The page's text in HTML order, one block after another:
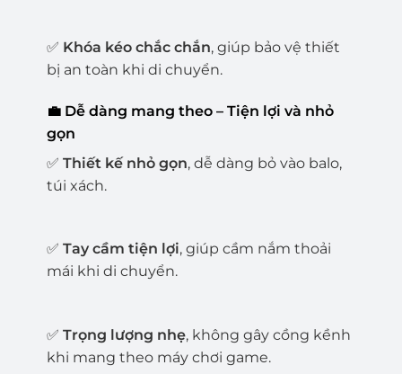
✅ Khóa kéo chắc chắn, giúp bảo vệ thiết
bị an toàn khi di chuyển.
💼 Dễ dàng mang theo – Tiện lợi và nhỏ
gọn
✅ Thiết kế nhỏ gọn, dễ dàng bỏ vào balo,
túi xách.
✅ Tay cầm tiện lợi, giúp cầm nắm thoải
mái khi di chuyển.
✅ Trọng lượng nhẹ, không gây cồng kềnh
khi mang theo máy chơi game.